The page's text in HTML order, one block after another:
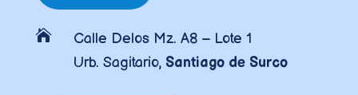

Calle Delos Mz. A8 – Lote 1
Urb. Sagitario, Santiago de Surco